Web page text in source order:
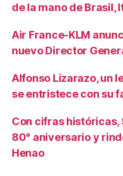
de la mano de Brasil,
Air France-KLM
nuevo Director
Alfonso Lizarazo, un
se entristece con su
Con cifras históricas,
80° aniversario y
Henao